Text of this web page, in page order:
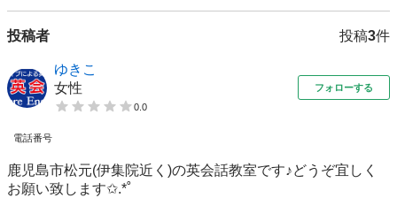
投稿者 投稿3件
ゆきこ
女性
0.0
フォローする
電話番号
鹿児島市松元(伊集院近く)の英会話教室です♪どうぞ宜しく
お願い致します✩.*˚